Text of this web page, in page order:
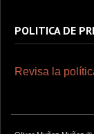
POLITICA DE
Revisa la